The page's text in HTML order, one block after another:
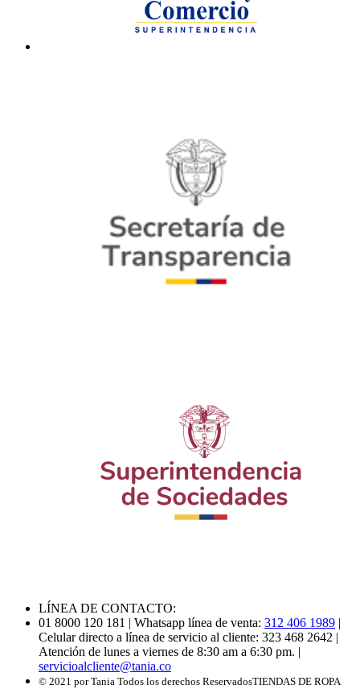
LÍNEA DE CONTACTO:
01 8000 120 181 | Whatsapp línea de venta: 312 406 1989 |
Celular directo a línea de servicio al cliente: 323 468 2642 |
Atención de lunes a viernes de 8:30 am a 6:30 pm. |
servicioalcliente@tania.co
© 2021 por Tania Todos los derechos ReservadosTIENDAS DE ROPA